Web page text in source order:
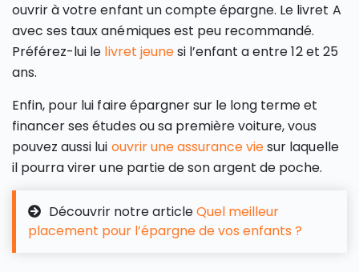
ouvrir à votre enfant un compte épargne. Le livret A
avec ses taux anémiques est peu recommandé.
Préférez-lui le livret jeunesi l’enfant a entre 12 et 25
ans.
Enfin, pour lui faire épargner sur le long terme et
financer ses études ou sa première voiture, vous
pouvez aussi lui ouvrir une assurance viesur laquelle
il pourra virer une partie de son argent de poche.
Découvrir notre articleQuel meilleur
placement pour l’épargne de vos enfants ?